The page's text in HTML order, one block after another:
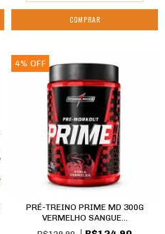
COMPRAR
4% OFF
PRÉ-TREINO PRIME MD 300G
VERMELHO SANGUE...